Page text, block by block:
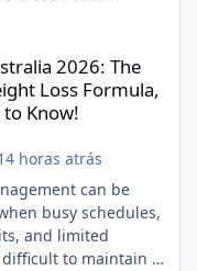
Truth Behind This
2026: The
Loss Formula,
Know!
horas atrás
can be
busy schedules,
and limited
to maintain a